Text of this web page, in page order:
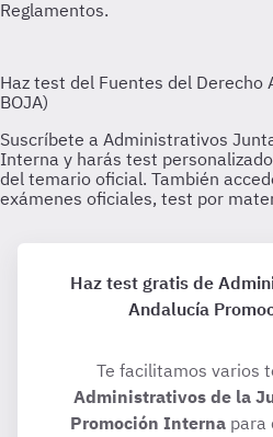
Haz test gratis de
Andalucía
Te facilitamos varios
Administrativos de la
Promoción Internapara